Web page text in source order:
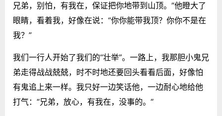
兄弟，别怕，有我在，保证把你地带到山顶。”他瞪大了
眼睛，看着我，好像在说：“你你能带我顶？你你不是在
我？”
我们一行人开始了我们的“壮举”。一路上，我那胆小鬼兄
弟走得战战兢兢，时不时地还要回头看看后面，好像怕
有鬼追上来一样。我只好一边笑话他，一边耐心地给他
打气：“兄弟，放心，有我在，没事的。”